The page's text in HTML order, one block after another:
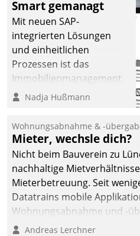
Smart gemanagt
Mit neuen SAP-
integrierten Lösungen
und einheitlichen
Prozessen ist das
Immobilienmanagement
der Bayerischen
Ressort Kapitalanlage für
künftige Aufgaben und
Herausforderungen
gerüstet.
Nadja Hußmann
Wohnungsabnahme & -
Mieter, wechsle dich?
Nicht beim Bauverein zu
nachhaltige
Mieterbetreuung. Seit
Datatrains mobile
Wohnungsabnahme und -
Mieter wohlgeordnet
Andreas Lerchner